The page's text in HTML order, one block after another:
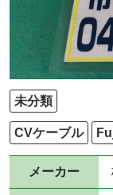
未分類
CVケーブル
メーカー